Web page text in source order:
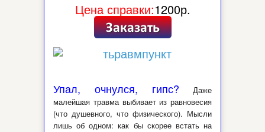
Цена справки:1200р.
Упал, очнулся, гипс? Даже
малейшая травма выбивает из равновесия
(что душевного, что физического). Мысли
лишь об одном: как бы скорее встать на